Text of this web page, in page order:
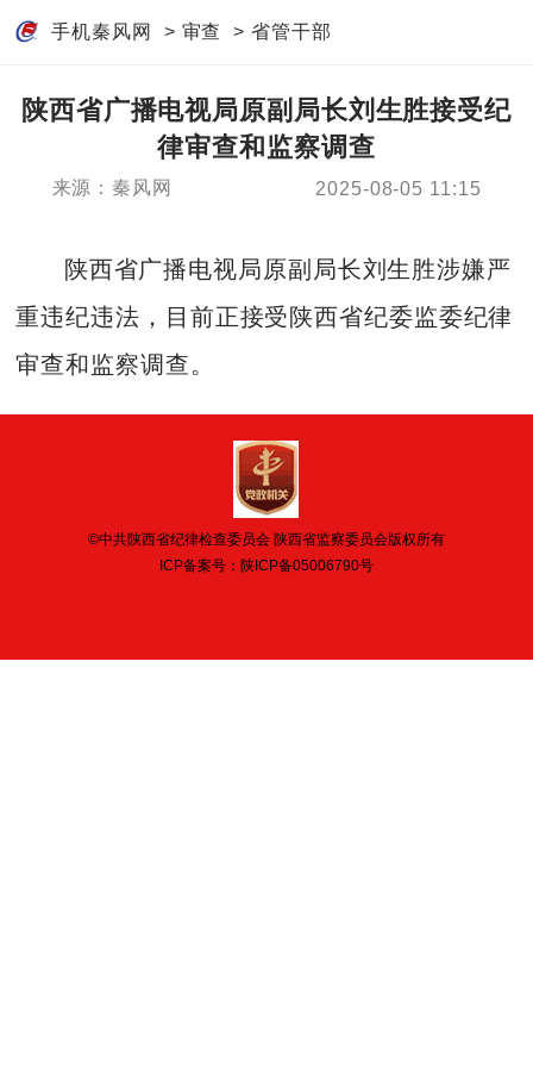
手机秦风网 > 审查 > 省管干部
陕西省广播电视局原副局长刘生胜接受纪
律审查和监察调查
来源：秦风网 2025-08-05 11:15
陕西省广播电视局原副局长刘生胜涉嫌严
重违纪违法，目前正接受陕西省纪委监委纪律
审查和监察调查。
©中共陕西省纪律检查委员会 陕西省监察委员会版权所有
ICP备案号： 陕ICP备05006790号